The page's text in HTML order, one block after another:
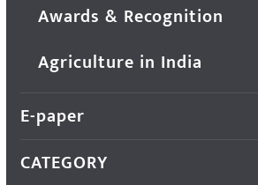
Awards & Recognition
Agriculture in India
E-paper
CATEGORY